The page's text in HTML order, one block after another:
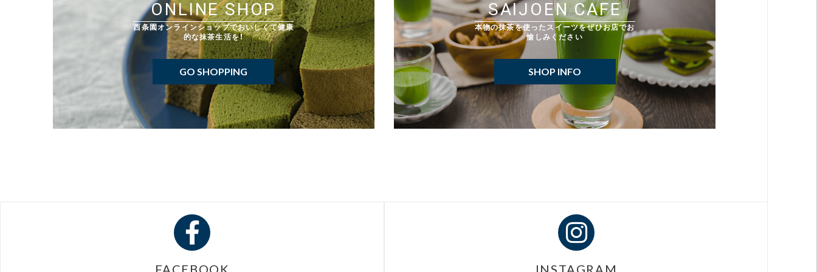
ONLINE SHOP
西条園オンラインショップでおいしくて健康
的な抹茶生活を！
GO SHOPPING
SAIJOEN CAFE
本物の抹茶を使ったスイーツをぜひお店でお
愉しみください
SHOP INFO
FACEBOOK INSTAGRAM